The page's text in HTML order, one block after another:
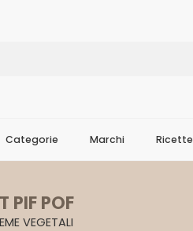
Categorie Marchi Ricette
PIF POF
VEGETALI